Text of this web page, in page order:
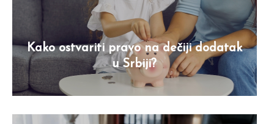
Kako ostvariti pravo na dečiji dodatak
u Srbiji?